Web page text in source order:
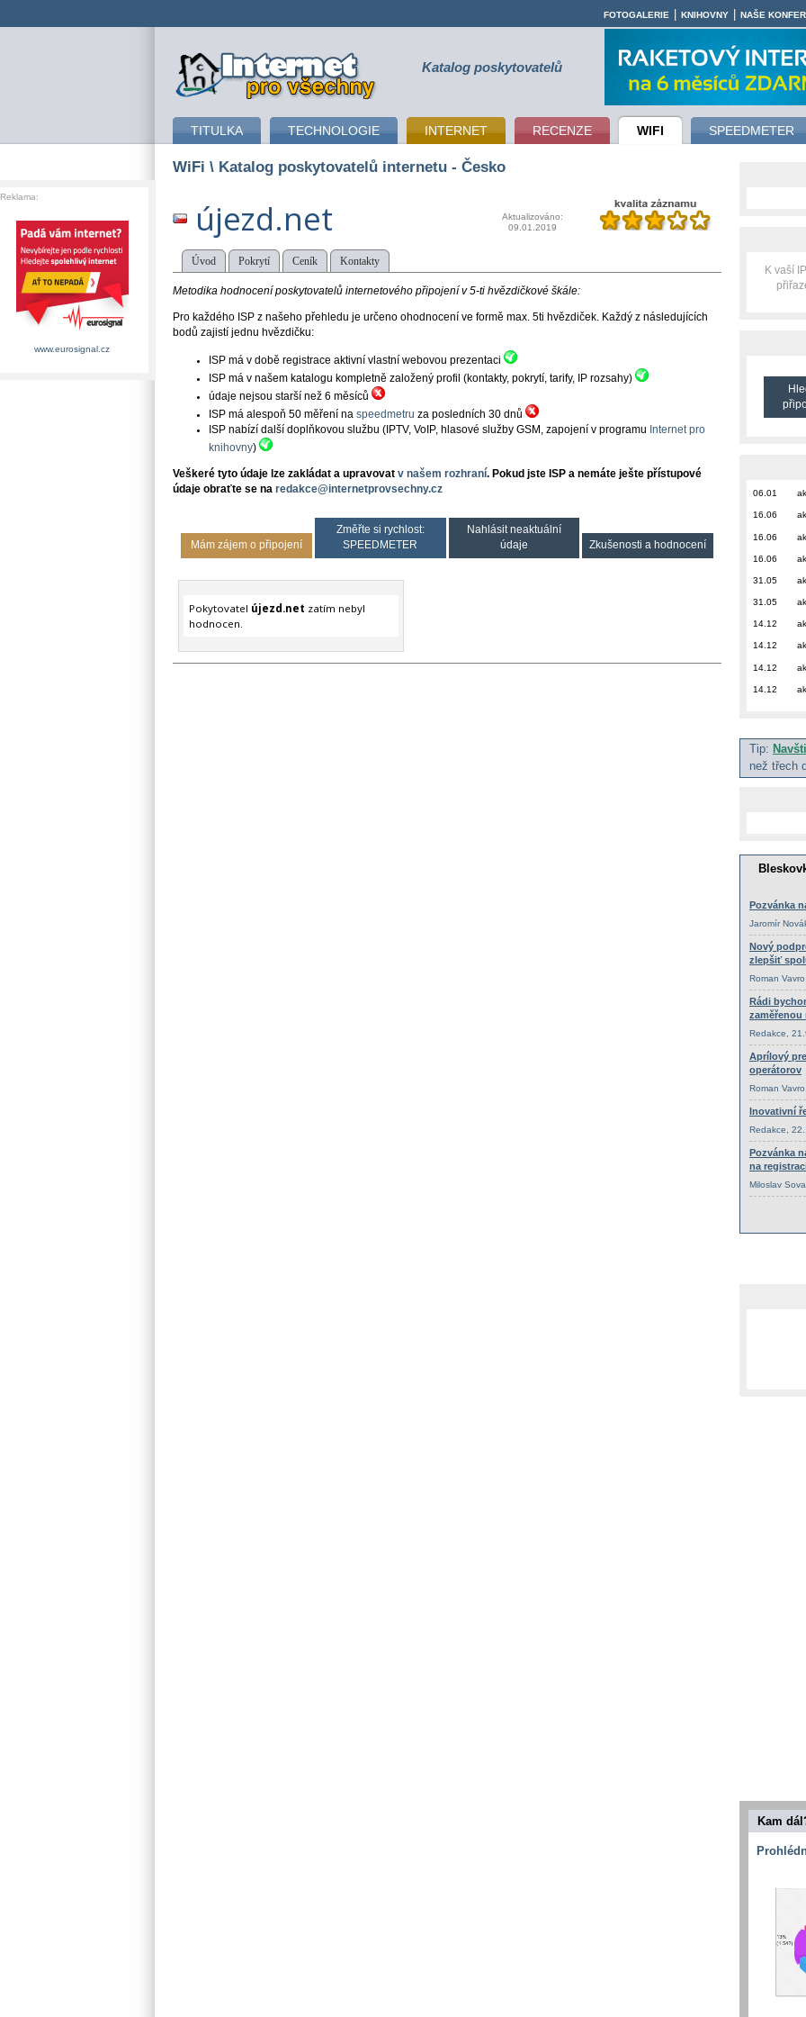
připojení k internetu Katalog poskytovatelů
TITULKA TECHNOLOGIE INTERNET RECENZE WIFI SPEEDMETER
FOTOGALERIE KNIHOVNY NAŠE
WiFi \ Katalog poskytovatelů internetu - Česko
újezd.net
Aktualizováno:
09.01.2019
Úvod Pokrytí Ceník Kontakty
Metodika hodnocení poskytovatelů internetového připojení v 5-ti hvězdičkové škále:
Pro každého ISP z našeho přehledu je určeno ohodnocení ve formě max. 5ti hvězdiček. Každý z následujících
bodů zajistí jednu hvězdičku:
ISP má v době registrace aktivní vlastní webovou prezentaci
ISP má v našem katalogu kompletně založený profil (kontakty, pokrytí, tarify, IP rozsahy)
údaje nejsou starší než 6 měsíců
ISP má alespoň 50 měření na speedmetru za posledních 30 dnů
ISP nabízí další doplňkovou službu (IPTV, VoIP, hlasové služby GSM, zapojení v programu Internet pro
knihovny)
Veškeré tyto údaje lze zakládat a upravovat v našem rozhraní. Pokud jste ISP a nemáte ješte přístupové
údaje obraťte se na redakce@internetprovsechny.cz
Mám zájem o připojení
Změřte si rychlost:
SPEEDMETER
Nahlásit neaktuální
údaje
Zkušenosti a hodnocení
Pokytovatel újezd.net zatím nebyl
hodnocen.
K vaší
06.01
16.06
16.06
16.06
31.05
31.05
14.12
14.12
14.12
14.12
Tip:
než třech
Kam
Reklama:
www.eurosignal.cz